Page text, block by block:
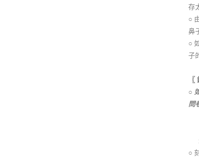
存
○
鼻
○
子
○
問
1
2
○